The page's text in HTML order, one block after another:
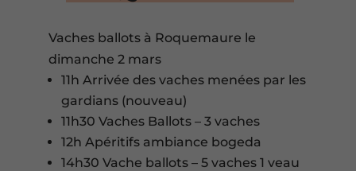
Vaches ballots à Roquemaure le
dimanche 2 mars
11h Arrivée des vaches menées par les
gardians (nouveau)
11h30 Vaches Ballots – 3 vaches
12h Apéritifs ambiance bogeda
14h30 Vache ballots – 5 vaches 1 veau